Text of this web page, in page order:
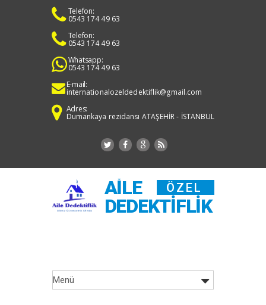
Telefon:
0543 174 49 63
Telefon:
0543 174 49 63
Whatsapp:
0543 174 49 63
E-mail:
internationalozeldedektiflik@gmail.com
Adres:
Dumankaya rezidansı ATAŞEHİR - İSTANBUL
AILE ÖZEL
DEDEKTIFLIK